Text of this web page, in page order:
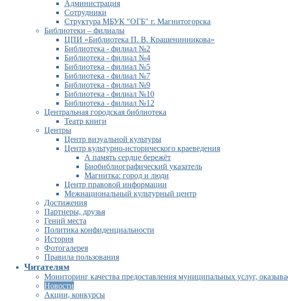
Администрация
Сотрудники
Структура МБУК "ОГБ" г. Магнитогорска
Библиотеки – филиалы
ЦПИ «Библиотека П. В. Крашенинникова»
Библиотека - филиал №2
Библиотека - филиал №4
Библиотека - филиал №5
Библиотека - филиал №7
Библиотека - филиал №9
Библиотека - филиал №10
Библиотека - филиал №12
Центральная городская библиотека
Театр книги
Центры
Центр визуальной культуры
Центр культурно-исторического краеведения
А память сердце бережёт
Биобиблиографический указатель
Магнитка: город и люди
Центр правовой информации
Межнациональный культурный центр
Достижения
Партнеры, друзья
Гений места
Политика конфиденциальности
История
Фотогалерея
Правила пользования
Читателям
Мониторинг качества предоставления муниципальных услуг,
Новости
Акции, конкурсы